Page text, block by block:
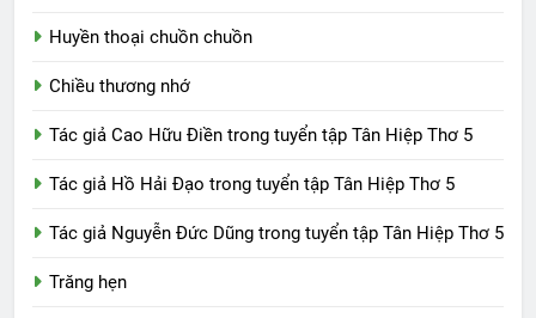
Huyền thoại chuồn chuồn
Chiều thương nhớ
Tác giả Cao Hữu Điền trong tuyển tập Tân Hiệp Thơ 5
Tác giả Hồ Hải Đạo trong tuyển tập Tân Hiệp Thơ 5
Tác giả Nguyễn Đức Dũng trong tuyển tập Tân Hiệp Thơ 5
Trăng hẹn